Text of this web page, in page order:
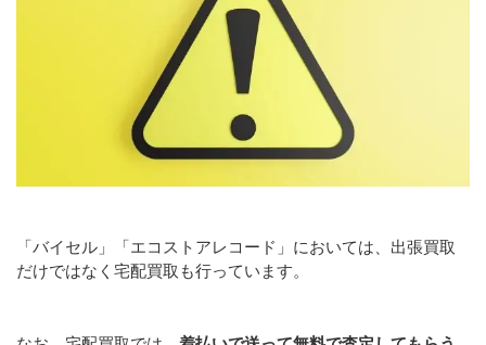
「バイセル」「エコストアレコード」においては、出張買取
だけではなく宅配買取も行っています。